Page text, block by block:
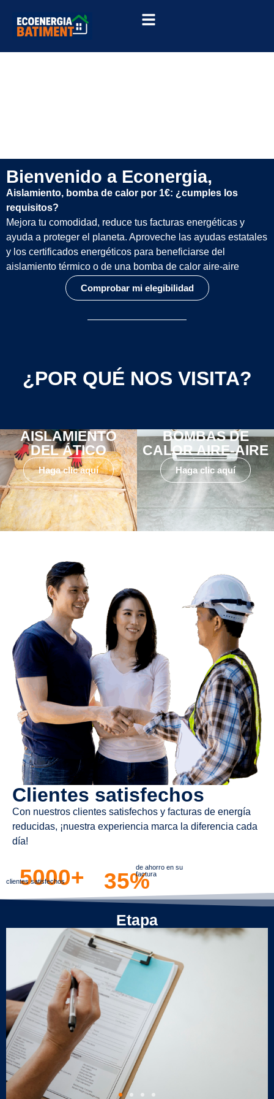
Bienvenido a Econergia,
Aislamiento, bomba de calor por 1€: ¿cumples los
requisitos?
Mejora tu comodidad, reduce tus facturas energéticas y
ayuda a proteger el planeta. Aproveche las ayudas estatales
y los certificados energéticos para beneficiarse del
aislamiento térmico o de una bomba de calor aire-aire
Comprobar mi elegibilidad
¿POR QUÉ NOS VISITA?
AISLAMIENTO
DEL ÁTICO
Haga clic aquí
BOMBAS DE
CALOR AIRE-AIRE
Haga clic aquí
Clientes satisfechos
Con nuestros clientes satisfechos y facturas de energía
reducidas, ¡nuestra experiencia marca la diferencia cada
día!
5000+
clientes satisfechos 35%
de ahorro en su
factura
Etapa